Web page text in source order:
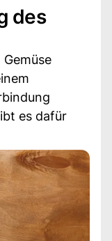
des
es dafür